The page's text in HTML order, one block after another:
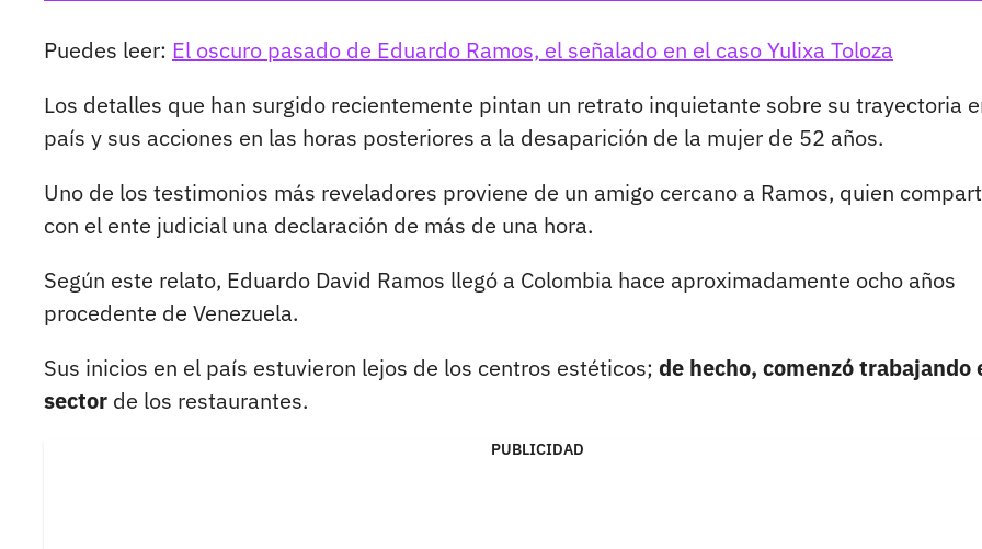
Puedes leer: El oscuro pasado de Eduardo Ramos, el señalado en el caso Yulixa Toloza
Los detalles que han surgido recientemente pintan un retrato inquietante sobre su trayectoria
país y sus acciones en las horas posteriores a la desaparición de la mujer de 52 años.
Uno de los testimonios más reveladores proviene de un amigo cercano a Ramos, quien
con el ente judicial una declaración de más de una hora.
Según este relato, Eduardo David Ramos llegó a Colombia hace aproximadamente ocho años
procedente de Venezuela.
Sus inicios en el país estuvieron lejos de los centros estéticos; de hecho, comenzó trabajando
sector de los restaurantes.
PUBLICIDAD